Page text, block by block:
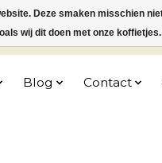
verzonden!
Blog Contact
Deze smaken misschien
wij dit doen met onze